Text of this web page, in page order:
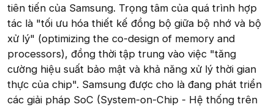
tiên tiến của Samsung. Trọng tâm của quá trình hợp
tác là "tối ưu hóa thiết kế đồng bộ giữa bộ nhớ và bộ
xử lý" (optimizing the co-design of memory and
processors), đồng thời tập trung vào việc "tăng
cường hiệu suất bảo mật và khả năng xử lý thời gian
thực của chip". Samsung được cho là đang phát triển
các giải pháp SoC (System-on-Chip - Hệ thống trên